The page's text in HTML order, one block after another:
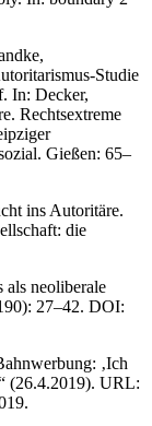
Studie
In: Decker,
Rechtsextreme
Gießen: 65–
ins Autoritäre.
die
neoliberale
27–42. DOI:
‚Ich
(26.4.2019). URL: